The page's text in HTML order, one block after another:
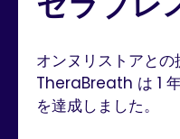
オンヌリストアとの
TheraBreath は 1
を達成しました。